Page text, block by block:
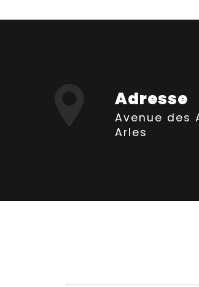
Adresse
Avenue des Arches, 13200
Arles